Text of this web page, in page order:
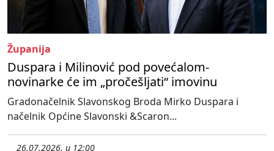
Županija
Duspara i Milinović pod povećalom-
novinarke će im „pročešljati“ imovinu
Gradonačelnik Slavonskog Broda Mirko Duspara i
načelnik Općine Slavonski &Scaron...
26.07.2026. u 12:00